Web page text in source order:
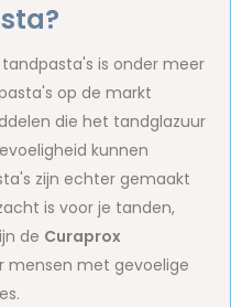
is onder meer
op de markt
die het tandglazuur
kunnen
zijn echter gemaakt
is voor je tanden,
de Curaprox
mensen met gevoelige